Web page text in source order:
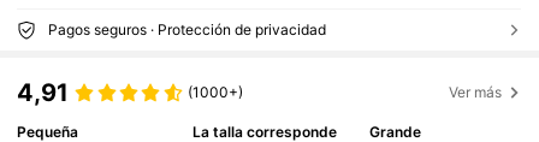
Pagos seguros · Protección de privacidad
4,91 (1000+) Ver más
Pequeña
La talla corresponde
Grande